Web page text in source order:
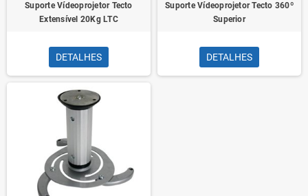
Suporte Vídeoprojetor Tecto
Extensível 20Kg LTC
DETALHES
Suporte Vídeoprojetor Tecto 360º
Superior
DETALHES